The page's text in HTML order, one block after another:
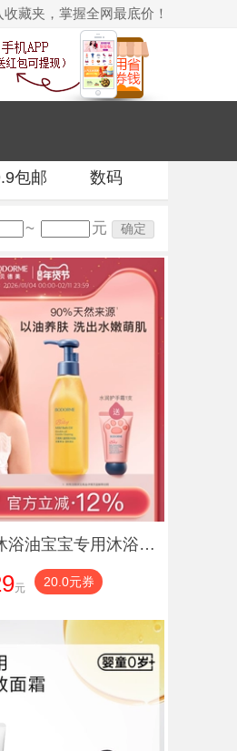
藏夹，掌握全网最底价！
包邮 数码
~ 元 确定
贝德美儿童沐浴油宝宝专用沐浴露二合一秋冬季婴儿洗澡沐浴身体油
元 20.0元券